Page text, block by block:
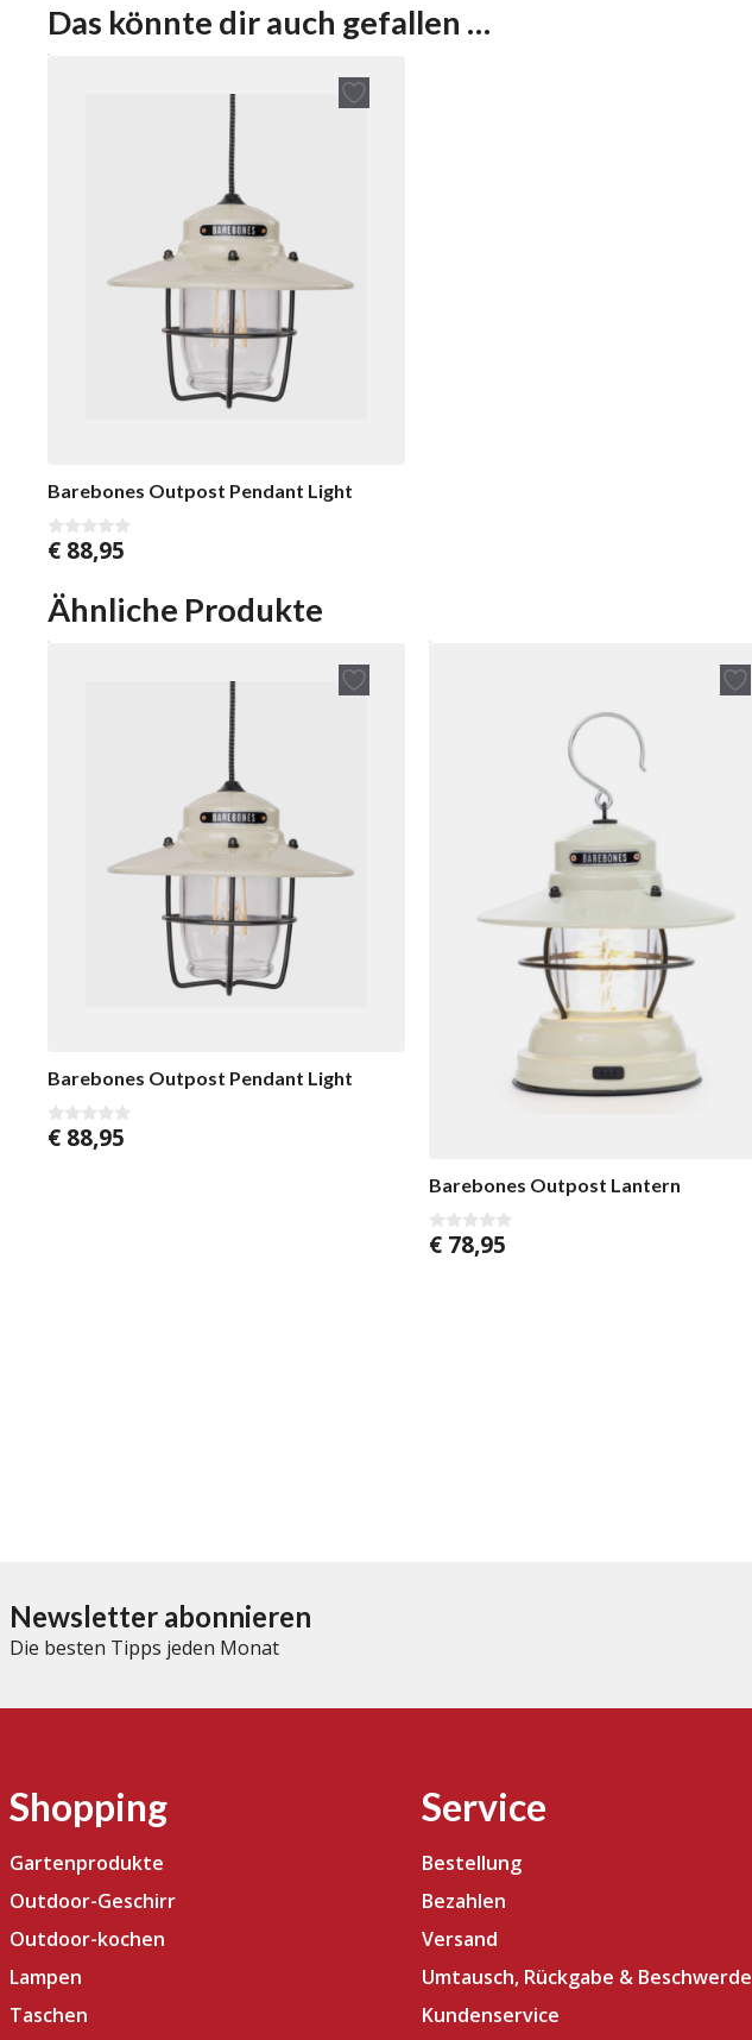
Das könnte dir auch gefallen …
Barebones Outpost Pendant Light
0
v
n
5
€ 88,95
Ähnliche Produkte
Barebones Outpost Pendant Light
0
v
€ 88,95
Barebones Outpost Lantern
0
€ 78,95
Newsletter abonnieren
Die besten Tipps jeden Monat
Shopping
Gartenprodukte
Outdoor-Geschirr
Outdoor-kochen
Lampen
Taschen
Service
Bestellung
Bezahlen
Versand
Umtausch, Rückgabe & Beschwerde
Kundenservice